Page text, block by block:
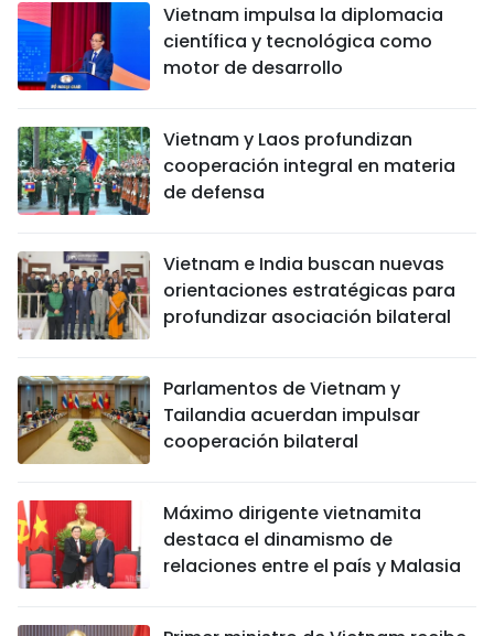
Vietnam impulsa la diplomacia
científica y tecnológica como
motor de desarrollo
Vietnam y Laos profundizan
cooperación integral en materia
de defensa
Vietnam e India buscan nuevas
orientaciones estratégicas para
profundizar asociación bilateral
Parlamentos de Vietnam y
Tailandia acuerdan impulsar
cooperación bilateral
Máximo dirigente vietnamita
destaca el dinamismo de
relaciones entre el país y Malasia